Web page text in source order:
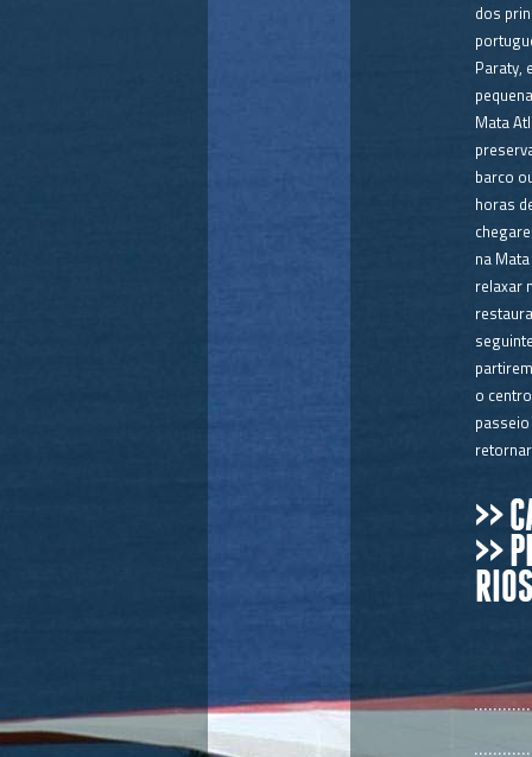
dos
Paraty,
Mata
barco
horas
na
relaxar
o
>>
>>